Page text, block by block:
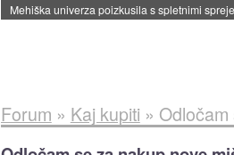
Evropska vesoljska agencija razvija svojo
Forum » Kaj kupiti »